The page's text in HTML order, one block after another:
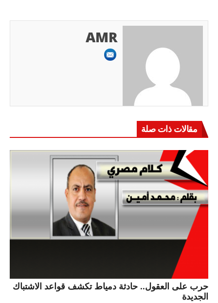
AMR
مقالات ذات صلة
حرب على العقول.. حادثة دمياط تكشف قواعد الاشتباك
الجديدة